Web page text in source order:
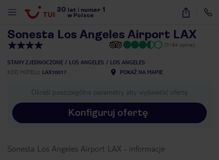
30 lat numer 1
w Polsce
11
Sonesta Los Angeles Airport LAX
(3184 opinie)
STANY ZJEDNOCZONE LOS ANGELES
LOS ANGELES
KOD HOTELU LAX10017 POKAŻ NA MAPIE
Określ poszczególne parametry aby wyświetlić ofertę
Konfiguruj ofertę
Sonesta Los Angeles Airport LAX - informacje